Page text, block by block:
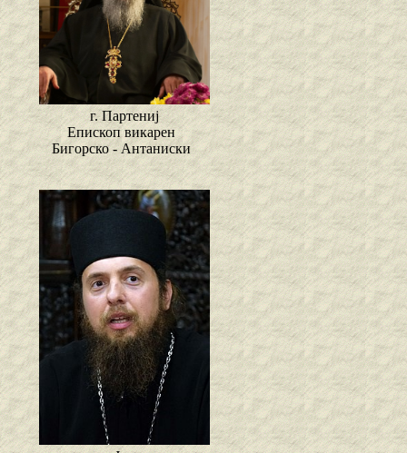
г. Партениј
Епископ викарен
Бигорско - Антаниски